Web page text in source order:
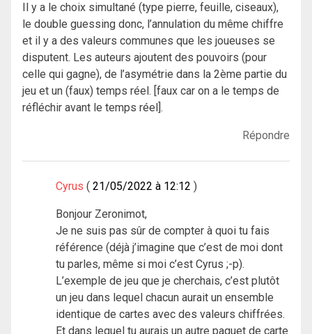
Il y a le choix simultané (type pierre, feuille, ciseaux),
le double guessing donc, l’annulation du même chiffre
et il y a des valeurs communes que les joueuses se
disputent. Les auteurs ajoutent des pouvoirs (pour
celle qui gagne), de l’asymétrie dans la 2ème partie du
jeu et un (faux) temps réel. [faux car on a le temps de
réfléchir avant le temps réel].
Répondre
Cyrus 21/05/2022 à 12:12
Bonjour Zeronimot,
Je ne suis pas sûr de compter à quoi tu fais
référence (déjà j’imagine que c’est de moi dont
tu parles, même si moi c’est Cyrus ;-p).
L’exemple de jeu que je cherchais, c’est plutôt
un jeu dans lequel chacun aurait un ensemble
identique de cartes avec des valeurs chiffrées.
Et dans lequel tu aurais un autre paquet de carte